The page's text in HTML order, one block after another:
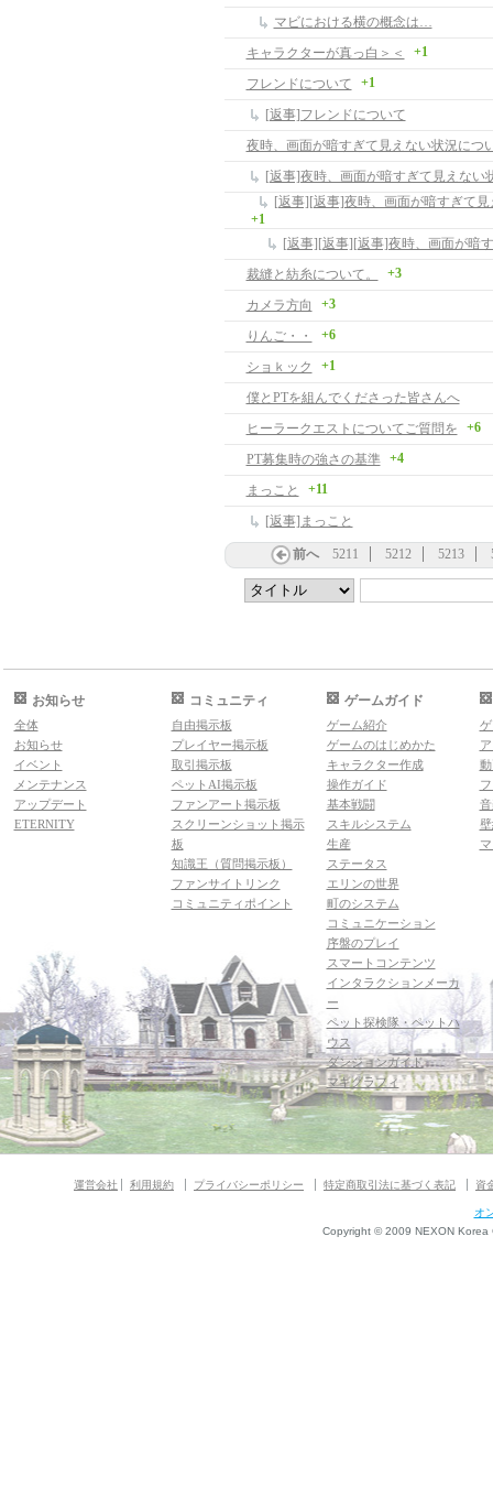
マビにおける横の概念は…
キャラクターが真っ白＞＜
+1
フレンドについて +1
[返事]フレンドについて
夜時、画面が暗すぎて見えない状況につ
[返事]夜時、画面が暗すぎて見えない
+1
裁縫と紡糸について。 +3
カメラ方向 +3
りんご・・ +6
ショｋック +1
僕とPTを組んでくださった皆さんへ
ヒーラークエストについてご質問を
+6
PT募集時の強さの基準 +4
まっこと +11
[返事]まっこと
前へ 5211 5212 5213
お知らせ
全体
お知らせ
イベント
メンテナンス
アップデート
ETERNITY
コミュニティ
自由掲示板
プレイヤー掲示板
取引掲示板
ペットAI掲示板
ファンアート掲示板
スクリーンショット掲示
板
知識王（質問掲示板）
ファンサイトリンク
コミュニティポイント
ゲームガイド
ゲーム紹介
ゲームのはじめかた
キャラクター作成
操作ガイド
基本戦闘
スキルシステム
生産
ステータス
エリンの世界
町のシステム
コミュニケーション
序盤のプレイ
スマートコンテンツ
インタラクションメーカ
ー
ペット探検隊・ペットハ
ウス
ダンジョンガイド
マギグラフィ
運営会社 利用規約 プライバシーポリシー 特定商取引法に基づく表記 資
オ
Copyright © 2009 NEXON Korea